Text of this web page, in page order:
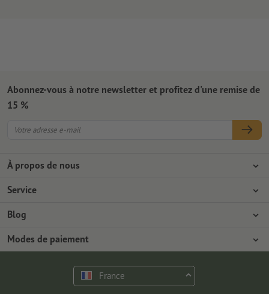
À propos de nous
L'entreprise
Protection de l'environnement
Service
Modes de paiement
Expédition
Programme Premium
Blog
Tutoriels Photoshop
Outils & Fonts gratuits
Modes de paiement
Abonnez-vous à notre newsletter et profitez d'une remise de
15 %
France